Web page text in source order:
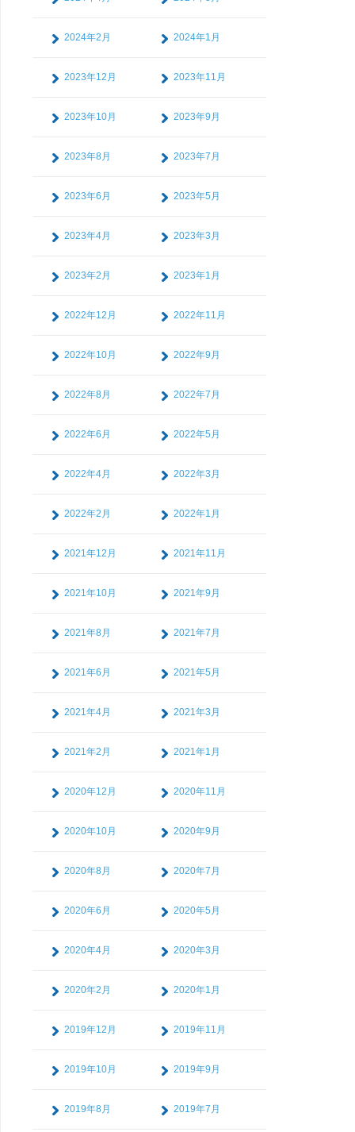
2024年2月 2024年1月
2023年12月 2023年11月
2023年10月 2023年9月
2023年8月 2023年7月
2023年6月 2023年5月
2023年4月 2023年3月
2023年2月 2023年1月
2022年12月 2022年11月
2022年10月 2022年9月
2022年8月 2022年7月
2022年6月 2022年5月
2022年4月 2022年3月
2022年2月 2022年1月
2021年12月 2021年11月
2021年10月 2021年9月
2021年8月 2021年7月
2021年6月 2021年5月
2021年4月 2021年3月
2021年2月 2021年1月
2020年12月 2020年11月
2020年10月 2020年9月
2020年8月 2020年7月
2020年6月 2020年5月
2020年4月 2020年3月
2020年2月 2020年1月
2019年12月 2019年11月
2019年10月 2019年9月
2019年8月 2019年7月